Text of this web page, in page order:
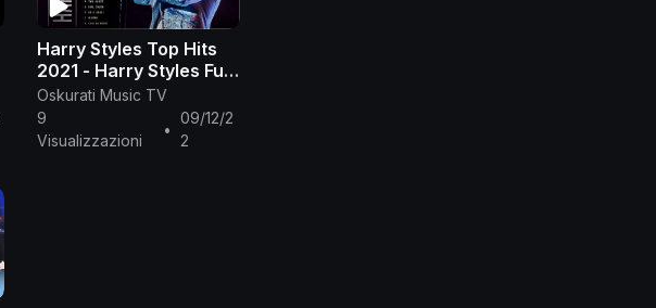
Harry Styles Top Hits
2021 - Harry Styles Full
Album - Harry Styles
Playlist All Songs
Oskurati Music TV
9
Visualizzazioni
•
09/12/2
2